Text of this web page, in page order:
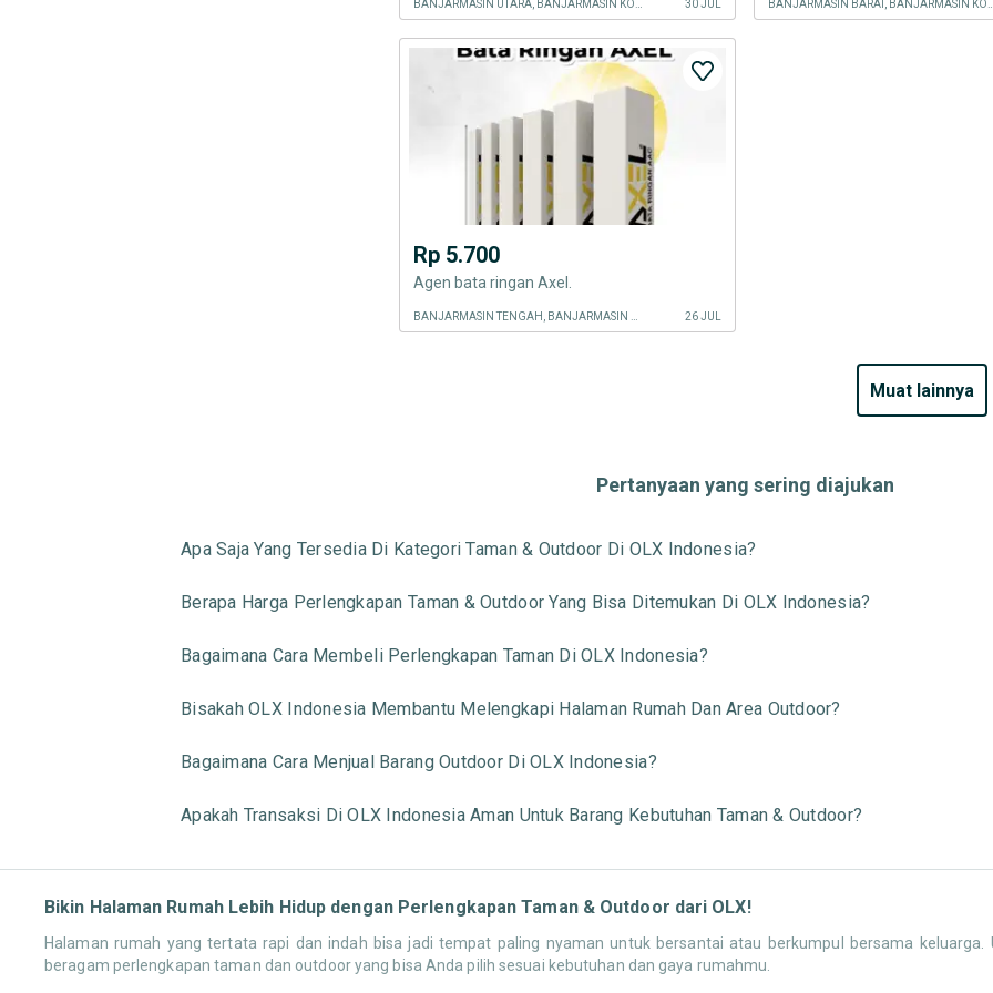
30 JUL
Rp 5.700
Agen bata ringan Axel.
26 JUL
muat lainnya
Pertanyaan yang sering diajukan
Apa Saja Yang Tersedia Di Kategori Taman & Outdoor Di OLX Indonesia?
Berapa Harga Perlengkapan Taman & Outdoor Yang Bisa Ditemukan Di OLX Indonesia?
Bagaimana Cara Membeli Perlengkapan Taman Di OLX Indonesia?
Bisakah OLX Indonesia Membantu Melengkapi Halaman Rumah Dan Area Outdoor?
Bagaimana Cara Menjual Barang Outdoor Di OLX Indonesia?
Apakah Transaksi Di OLX Indonesia Aman Untuk Barang Kebutuhan Taman & Outdoor?
Bikin Halaman Rumah Lebih Hidup dengan Perlengkapan Taman & Outdoor dari OLX!
Halaman rumah yang tertata rapi dan indah bisa jadi tempat paling nyaman untuk bersantai atau berkumpul bersama keluarga.
beragam perlengkapan taman dan outdoor yang bisa Anda pilih sesuai kebutuhan dan gaya rumahmu.